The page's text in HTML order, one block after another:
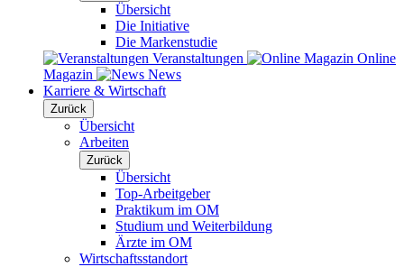
Übersicht
Die Initiative
Die Markenstudie
Veranstaltungen
Online
Magazin
News
Karriere & Wirtschaft
Zurück
Übersicht
Arbeiten
Zurück
Übersicht
Top-Arbeitgeber
Praktikum im OM
Studium und Weiterbildung
Ärzte im OM
Wirtschaftsstandort